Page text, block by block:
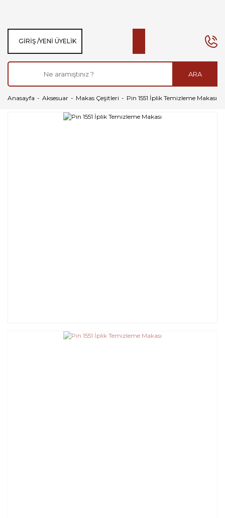
ARA
GIRIŞ /YENI ÜYELIK
Anasayfa Aksesuar Makas Çeşitleri Pin 1551 İplik Temizleme Makası